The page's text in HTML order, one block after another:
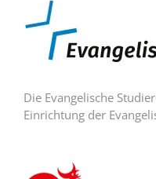
Die Evangelische
Einrichtung der